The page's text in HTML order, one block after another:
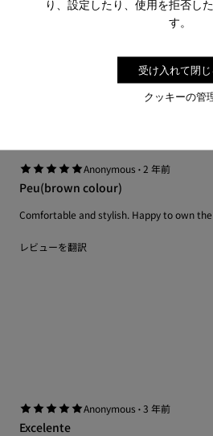
り、設定したり、使用を拒否し
す。
クッキーの管
受け入れて閉
レビューを翻訳
Anonymous ·2 年前
Peu(brown colour)
Comfortable and stylish. Happy to own the
レビューを翻訳
Anonymous ·3 年前
Excelente